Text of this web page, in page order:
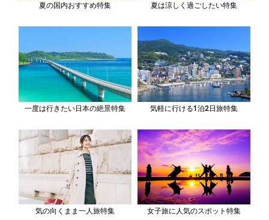
夏の国内おすすめ特集 夏は涼しく過ごしたい特集
一度は行きたい日本の絶景特集 気軽に行ける1泊2日旅特集
気の向くまま一人旅特集 女子旅に人気のスポット特集